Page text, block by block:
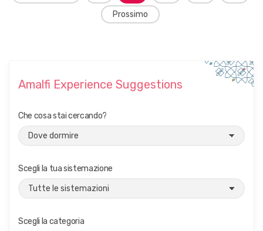
Prossimo
Amalfi Experience Suggestions
Che cosa stai cercando?
Scegli la tua sistemazione
Scegli la categoria